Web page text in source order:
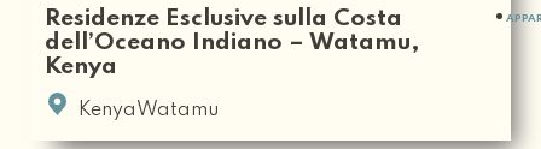
Residenze Esclusive sulla Costa
dell’Oceano Indiano – Watamu,
Kenya
KenyaWatamu